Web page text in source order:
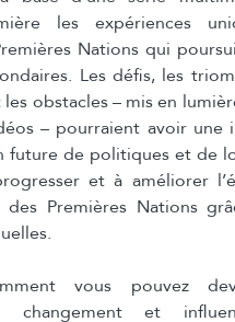
les expériences
Nations qui
Les défis, les
obstacles – mis en
– pourraient avoir une
future de politiques et de
et à améliorer
des Premières Nations
vous pouvez
changement et